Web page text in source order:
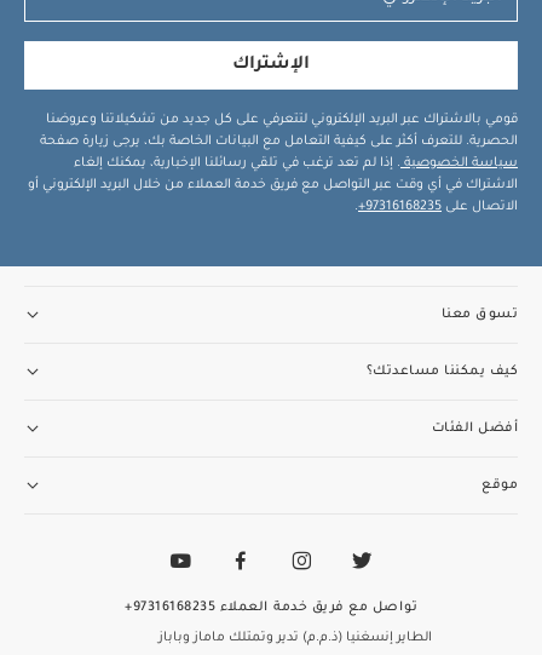
الإشتراك
قومي بالاشتراك عبر البريد الإلكتروني لتتعرفي على كل جديد من تشكيلاتنا وعروضنا
الحصرية. للتعرف أكثر على كيفية التعامل مع البيانات الخاصة بك، يرجى زيارة صفحة
سياسة الخصوصية . إذا لم تعد ترغب في تلقي رسائلنا الإخبارية، يمكنك إلغاء
الاشتراك في أي وقت عبر التواصل مع فريق خدمة العملاء من خلال البريد الإلكتروني أو
الاتصال على 97316168235+
.
تسوق معنا
كيف يمكننا مساعدتك؟
أفضل الفئات
موقع
الطاير إنسغنيا (ذ.م.م) تدير وتمتلك ماماز وباباز
تواصل مع فريق خدمة العملاء 97316168235+